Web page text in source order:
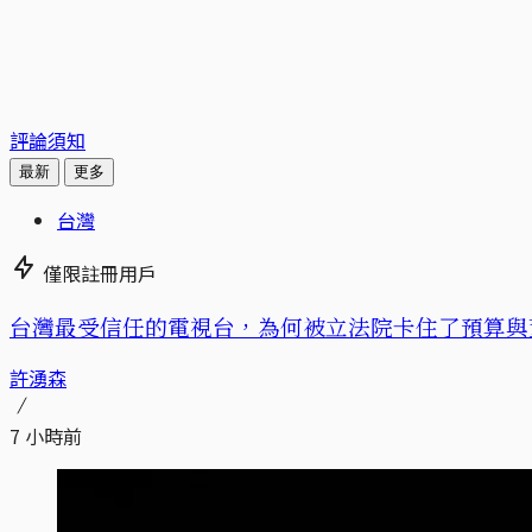
評論須知
最新 更多
台灣
僅限註冊用戶
台灣最受信任的電視台，為何被立法院卡住了預算
許湧森
7 小時前